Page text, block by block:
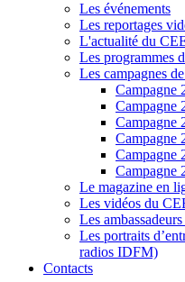
Les événements
Les reportages
L'actualité du
Les programmes
Les campagnes
Campagne
Campagne
Campagne
Campagne
Campagne
Campagne
Le magazine en
Les vidéos du
Les
Les portraits
radios IDFM)
Contacts